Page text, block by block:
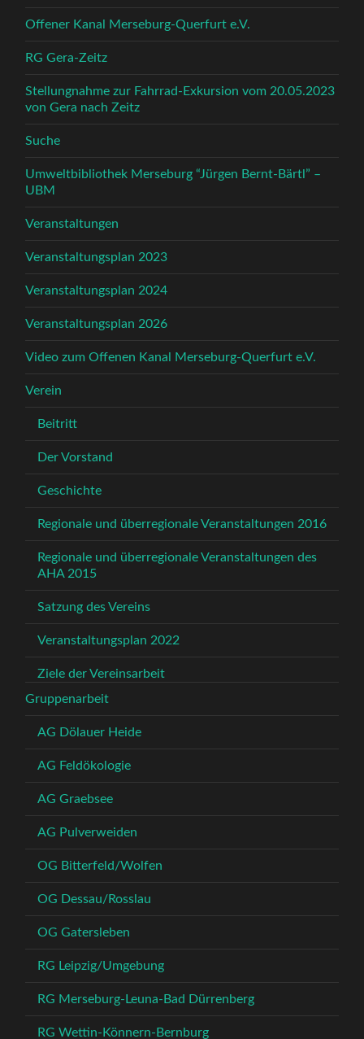
Offener Kanal Merseburg-Querfurt e.V.
RG Gera-Zeitz
Stellungnahme zur Fahrrad-Exkursion vom 20.05.2023
von Gera nach Zeitz
Suche
Umweltbibliothek Merseburg “Jürgen Bernt-Bärtl” –
UBM
Veranstaltungen
Veranstaltungsplan 2023
Veranstaltungsplan 2024
Veranstaltungsplan 2026
Video zum Offenen Kanal Merseburg-Querfurt e.V.
Verein
Beitritt
Der Vorstand
Geschichte
Regionale und überregionale Veranstaltungen 2016
Regionale und überregionale Veranstaltungen des
AHA 2015
Satzung des Vereins
Veranstaltungsplan 2022
Ziele der Vereinsarbeit
Gruppenarbeit
AG Dölauer Heide
AG Feldökologie
AG Graebsee
AG Pulverweiden
OG Bitterfeld/Wolfen
OG Dessau/Rosslau
OG Gatersleben
RG Leipzig/Umgebung
RG Merseburg-Leuna-Bad Dürrenberg
RG Wettin-Könnern-Bernburg